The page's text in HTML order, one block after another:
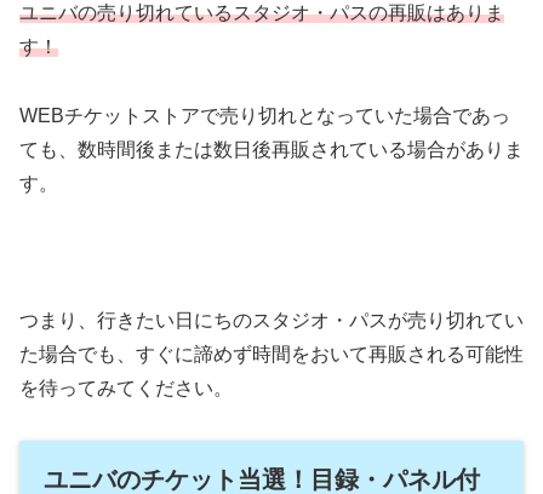
ユニバの売り切れているスタジオ・パスの再販はありま
す！
WEBチケットストアで売り切れとなっていた場合であっ
ても、数時間後または数日後再販されている場合がありま
す。
つまり、行きたい日にちのスタジオ・パスが売り切れてい
た場合でも、すぐに諦めず時間をおいて再販される可能性
を待ってみてください。
ユニバのチケット当選！目録・パネル付